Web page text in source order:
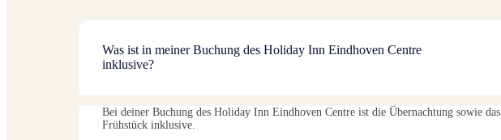
Was ist in meiner Buchung des Holiday Inn Eindhoven Centre
inklusive?
Bei deiner Buchung des Holiday Inn Eindhoven Centre ist die Übernachtung sowie das
Frühstück inklusive.